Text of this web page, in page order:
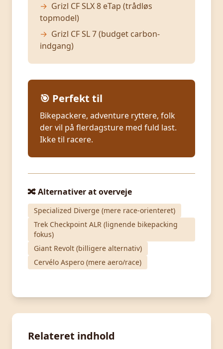
→ Grizl CF SLX 8 eTap (trådløs
topmodel)
→ Grizl CF SL 7 (budget carbon-
indgang)
🎯 Perfekt til
Bikepackere, adventure ryttere, folk
der vil på flerdagsture med fuld last.
Ikke til racere.
🔀 Alternativer at overveje
Specialized Diverge (mere race-orienteret)
Trek Checkpoint ALR (lignende bikepacking
fokus)
Giant Revolt (billigere alternativ)
Cervélo Aspero (mere aero/race)
Relateret indhold